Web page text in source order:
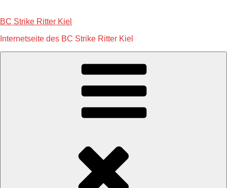
springen
BC Strike Ritter Kiel
Internetseite des BC Strike Ritter Kiel